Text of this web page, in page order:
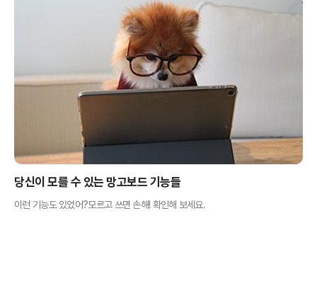
당신이 모를 수 있는 망고보드 기능들
이런 기능도 있었어?모르고 쓰면 손해! 확인해 보세요.